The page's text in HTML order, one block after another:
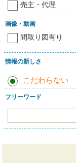
売主・代理
画像・動画
間取り図有り
情報の新しさ
こだわらない
フリーワード